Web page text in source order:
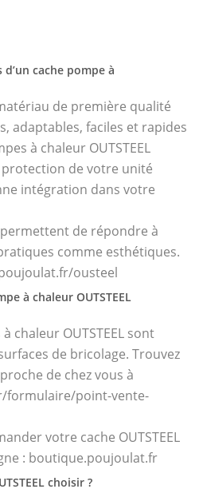
cache pompe à
de première qualité
adaptables, faciles et rapides
à chaleur OUTSTEEL
de votre unité
intégration dans votre
de répondre à
comme esthétiques.
ousteel
à chaleur OUTSTEEL
chaleur OUTSTEEL sont
de bricolage. Trouvez
de chez vous à
formulaire/point-vente-
votre cache OUTSTEEL
: boutique.poujoulat.fr
choisir ?